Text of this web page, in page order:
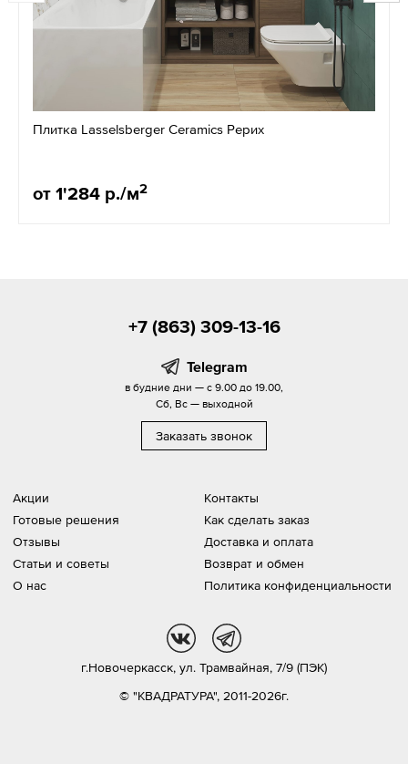
Плитка Lasselsberger Ceramics Рерих
от 1'284 р./м2
Акции
Готовые решения
Отзывы
Статьи и советы
О нас
Контакты
Как сделать заказ
Доставка и оплата
Возврат и обмен
Политика конфиденциальности
+7 (863) 309-13-16
Telegram
в будние дни — с 9.00 до 19.00,
Сб, Вс — выходной
Заказать звонок
© "КВАДРАТУРА", 2011-2026г.
г.Новочеркасск, ул. Трамвайная, 7/9 (ПЭК)
vk tg